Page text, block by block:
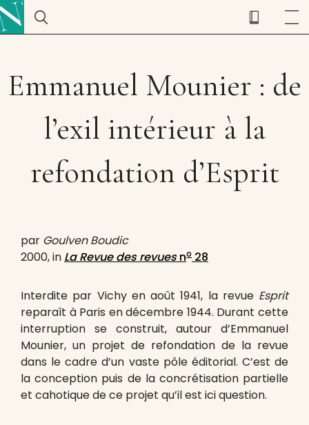
Emmanuel Mounier : de
l’exil intérieur à la
refondation d’Esprit
par Goulven Boudic
2000, in La Revue des revuesno 28
Interdite par Vichy en août 1941, la revue Esprit
reparaît à Paris en décembre 1944. Durant cette
interruption se construit, autour d’Emmanuel
Mounier, un projet de refondation de la revue
dans le cadre d’un vaste pôle éditorial. C’est de
la conception puis de la concrétisation partielle
et cahotique de ce projet qu’il est ici question.